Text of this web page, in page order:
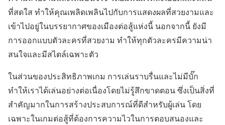
ที่สดใส ทำให้คุณเพลิดเพลินไปกับการแสดงผลที่สวยงามและ
เข้าไปอยู่ในบรรยากาศของเมืองต่อสู้แห่งนี้ นอกจากนี้ ยังมี
การออกแบบตัวละครที่สวยงาม ทำให้ทุกตัวละครมีความน่า
สนใจและมีสไตล์เฉพาะตัว
ในส่วนของประสิทธิภาพเกม การเล่นราบรื่นและไม่มีบั๊ก
ทำให้เราได้เล่นอย่างต่อเนื่องโดยไม่รู้สึกขาดตอน ซึ่งเป็นสิ่งที่
สำคัญมากในการสร้างประสบการณ์ที่ดีสำหรับผู้เล่น โดย
เฉพาะในเกมต่อสู้ที่ต้องการความไวในการตอบสนองและ